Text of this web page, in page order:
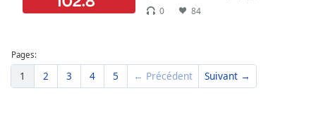
0
84
Pages:
1 2 3 4 5 ← Précédent Suivant →